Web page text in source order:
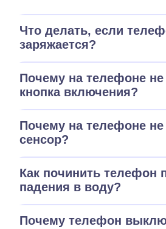
Что делать, если
заряжается?
Почему на телефоне не
кнопка включения?
Почему на телефоне не
сенсор?
Как починить телефон
падения в воду?
Почему телефон